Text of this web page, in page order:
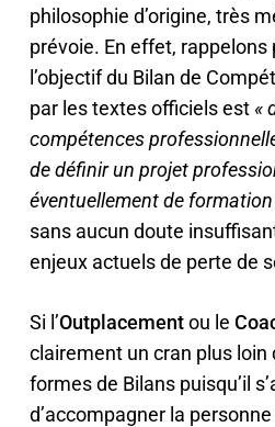
philosophie d’origine, très
prévoie. En effet, rappelons
l’objectif du Bilan de
par les textes officielsest«
compétences
de définir un projet
éventuellement de formation
sans aucun doute
enjeux actuels de perte de
Si l’Outplacementou le
clairement un cran plus
formes de Bilans puisqu’il
d’accompagner la